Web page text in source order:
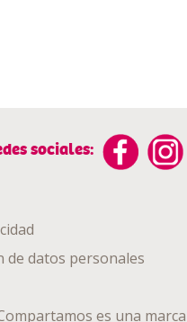
sociales:
de datos personales
es una